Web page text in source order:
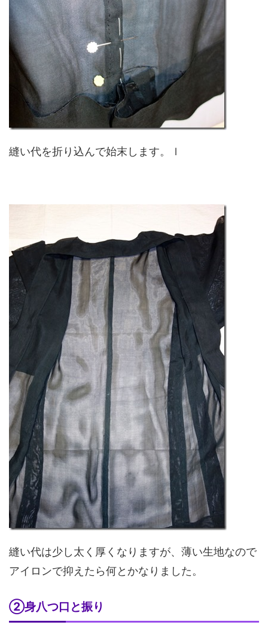
縫い代を折り込んで始末します。ｌ
縫い代は少し太く厚くなりますが、薄い生地なので
アイロンで抑えたら何とかなりました。
②身八つ口と振り